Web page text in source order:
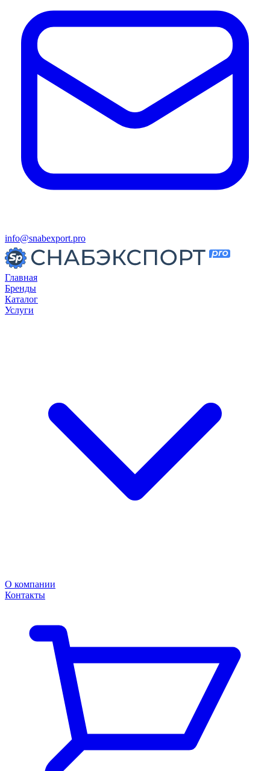
info@snabexport.pro
Главная
Бренды
Каталог
Услуги
О компании
Контакты